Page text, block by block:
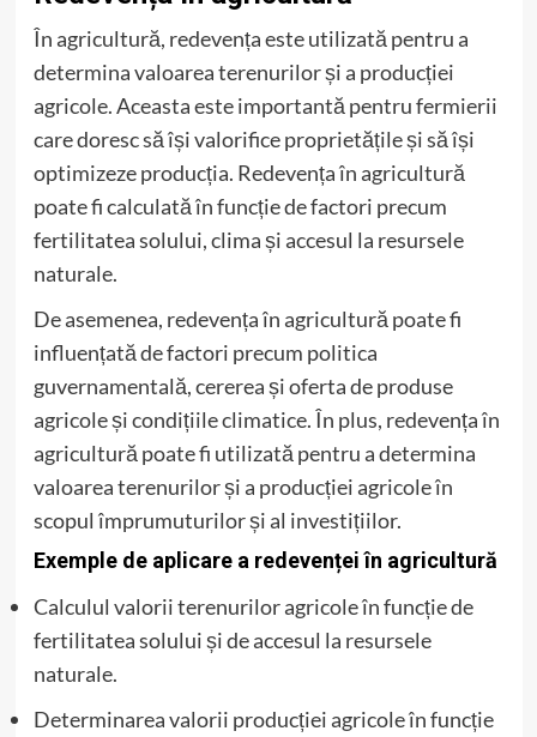
În agricultură, redevența este utilizată pentru a
determina valoarea terenurilor și a producției
agricole. Aceasta este importantă pentru fermierii
care doresc să își valorifice proprietățile și să își
optimizeze producția. Redevența în agricultură
poate fi calculată în funcție de factori precum
fertilitatea solului, clima și accesul la resursele
naturale.
De asemenea, redevența în agricultură poate fi
influențată de factori precum politica
guvernamentală, cererea și oferta de produse
agricole și condițiile climatice. În plus, redevența în
agricultură poate fi utilizată pentru a determina
valoarea terenurilor și a producției agricole în
scopul împrumuturilor și al investițiilor.
Exemple de aplicare a redevenței în agricultură
Calculul valorii terenurilor agricole în funcție de
fertilitatea solului și de accesul la resursele
naturale.
Determinarea valorii producției agricole în funcție